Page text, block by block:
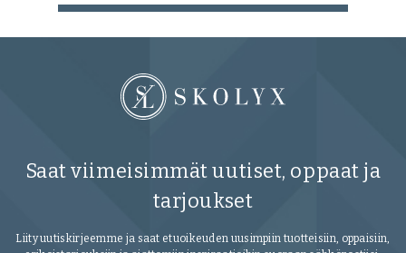
Saat viimeisimmät uutiset, oppaat ja
tarjoukset
Liity uutiskirjeemme ja saat etuoikeuden uusimpiin tuotteisiin, oppaisiin,